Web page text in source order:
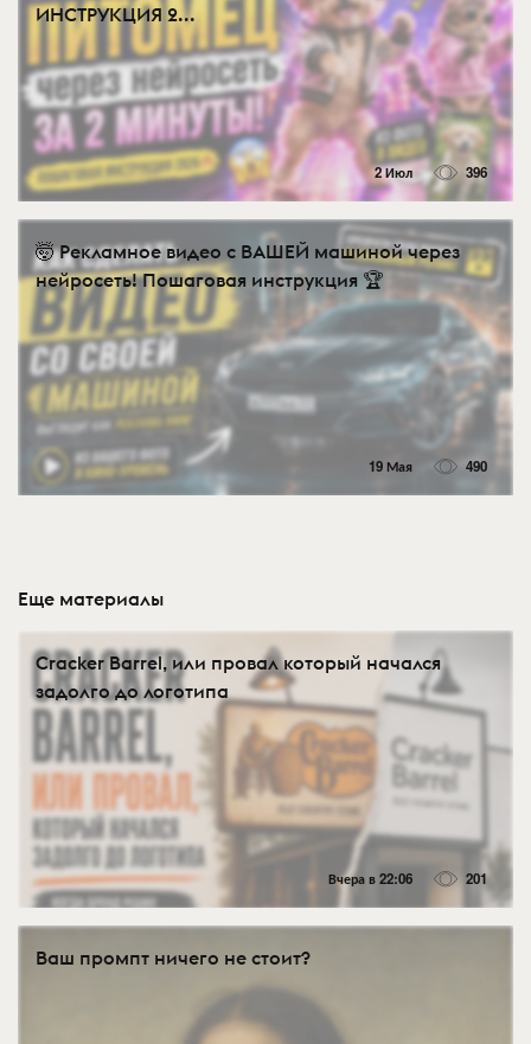
ИНСТРУКЦИЯ 2...
2 Июл 396
🤯 Рекламное видео с ВАШЕЙ машиной через
нейросеть! Пошаговая инструкция 🏆
19 Мая 490
Еще материалы
Cracker Barrel, или провал который начался
задолго до логотипа
Вчера в 22:06 201
Ваш промпт ничего не стоит?